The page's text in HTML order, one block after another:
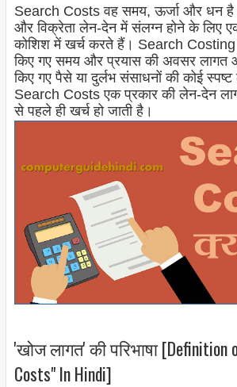
Search Costs वह समय, ऊर्जा और धन है
और विक्रेता लेन-देन में संलग्न होने के लिए
कोशिश में खर्च करते हैं। Search
किए गए समय और प्रयास की अवसर लागत
किए गए पैसे या दुर्लभ संसाधनों की कोई
Search Costs एक प्रकार की लेन-देन
से पहले ही खर्च हो जाती है।
'खोज लागत' की परिभाषा [Definition
Costs" In Hindi]